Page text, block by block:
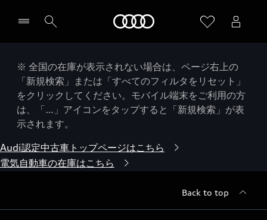
※ 全国の在庫が表示されない場合は、ページ右上の
「新規検索」または「すべてのフィルタをリセット」
をクリックしてください。モバイル端末をご利用の方
は、「…」アイコンをタップすると「新規検索」が表
示されます。
Audi認定中古車トップページはこちら
電気自動車の在庫はこちら
Back to top